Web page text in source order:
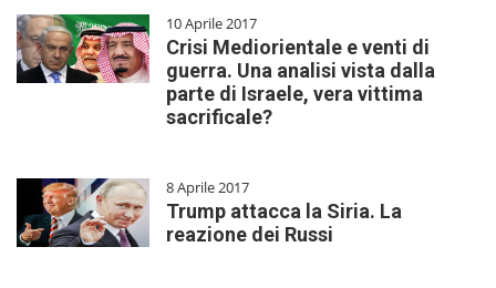
10 Aprile 2017
Crisi Mediorientale e venti di
guerra. Una analisi vista dalla
parte di Israele, vera vittima
sacrificale?
8 Aprile 2017
Trump attacca la Siria. La
reazione dei Russi